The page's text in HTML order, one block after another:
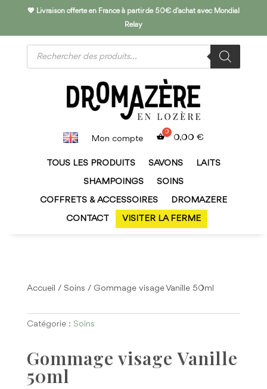
💖 Livraison offerte en France à partir de 50€ d’achat avec Mondial
Relay
Recherche
Mon compte 0,00 €
TOUS LES PRODUITS SAVONS LAITS
SHAMPOINGS SOINS
COFFRETS & ACCESSOIRES DROMAZERE
CONTACT VISITER LA FERME
Accueil / Soins / Gommage visage Vanille 50ml
Catégorie : Soins
Gommage visage Vanille
50ml